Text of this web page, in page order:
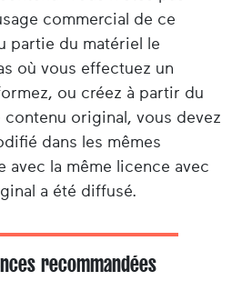
commercial de ce
partie du matériel le
où vous effectuez un
ou créez à partir du
original, vous devez
dans les mêmes
la même licence avec
a été diffusé.
recommandées